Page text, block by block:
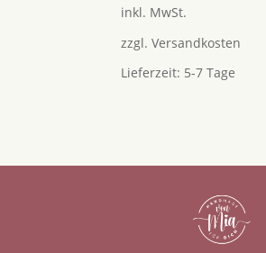
von 5
inkl. MwSt.
zzgl.Versandkosten
Lieferzeit: 5-7 Tage